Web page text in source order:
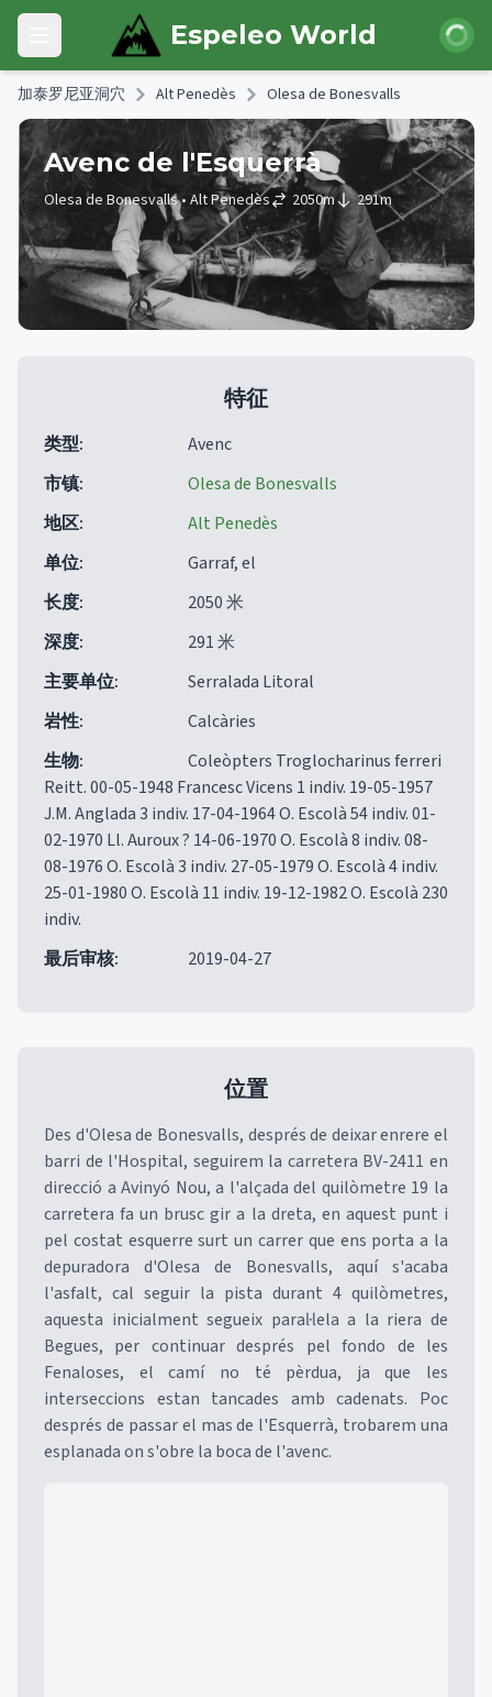
Skip to main content
Open main menu Espeleo World 登录
加泰罗尼亚洞穴 Alt Penedès Olesa de Bonesvalls
Avenc de l'Esquerrà
Olesa de Bonesvalls• Alt Penedès 2050m 291m
特征
类型:
Avenc
市镇:
Olesa de Bonesvalls
地区:
Alt Penedès
单位:
Garraf, el
长度:
2050 米
深度:
291 米
主要单位:
Serralada Litoral
岩性:
Calcàries
生物:
Coleòpters Troglocharinus ferreri
Reitt. 00-05-1948 Francesc Vicens 1 indiv. 19-05-1957
J.M. Anglada 3 indiv. 17-04-1964 O. Escolà 54 indiv. 01-
02-1970 Ll. Auroux ? 14-06-1970 O. Escolà 8 indiv. 08-
08-1976 O. Escolà 3 indiv. 27-05-1979 O. Escolà 4 indiv.
25-01-1980 O. Escolà 11 indiv. 19-12-1982 O. Escolà 230
indiv.
最后审核: 2019-04-27
位置
Des d'Olesa de Bonesvalls, després de deixar enrere el
barri de l'Hospital, seguirem la carretera BV-2411 en
direcció a Avinyó Nou, a l'alçada del quilòmetre 19 la
carretera fa un brusc gir a la dreta, en aquest punt i
pel costat esquerre surt un carrer que ens porta a la
depuradora d'Olesa de Bonesvalls, aquí s'acaba
l'asfalt, cal seguir la pista durant 4 quilòmetres,
aquesta inicialment segueix paral·lela a la riera de
Begues, per continuar després pel fondo de les
Fenaloses, el camí no té pèrdua, ja que les
interseccions estan tancades amb cadenats. Poc
després de passar el mas de l'Esquerrà, trobarem una
esplanada on s'obre la boca de l'avenc.